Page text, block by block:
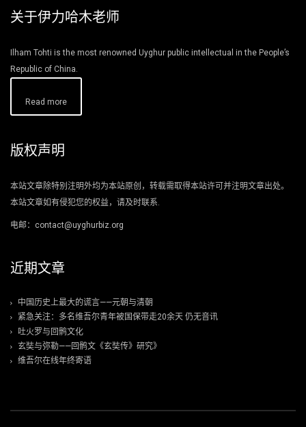
关于伊力哈木老师
Ilham Tohti is the most renowned Uyghur public intellectual in the People’s
Republic of China.
Read more
版权声明
本站文章除特别注明外均为本站原创，转载需取得本站许可并注明文章出处。
本站文章如有侵犯您的权益，请及时联系.
电邮：contact@uyghurbiz.org
近期文章
中国历史上最大的谎言——元朝与清朝
紧急关注：多名维吾尔青年被国保带走20余天 仍无音讯
吐火罗与回鹘文化
玄奘与弥勒——回鹘文《玄奘传》研究》
维吾尔在线年终寄语